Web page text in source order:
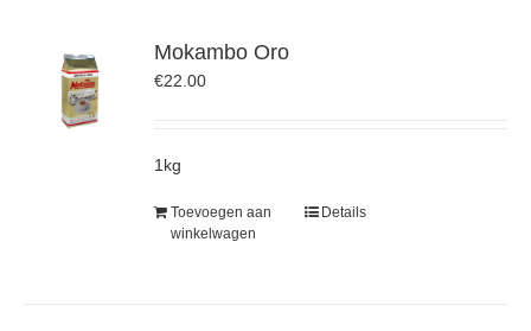
Mokambo Oro
€22.00
1kg
Toevoegen aan
winkelwagen
Details